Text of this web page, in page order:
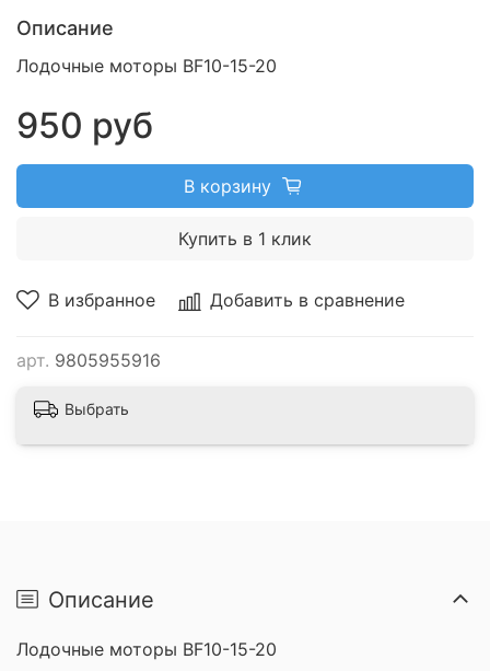
В избранное Добавить в сравнение
арт. 9805955916
Описание
Лодочные моторы BF10-15-20
950 руб
В корзину
Купить в 1 клик
Выбрать
Описание
Лодочные моторы BF10-15-20